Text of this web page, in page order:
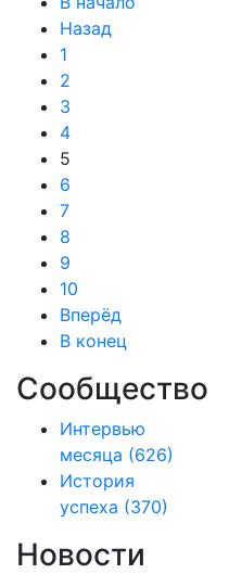
Назад
1
2
3
4
5
6
7
8
9
10
Вперёд
В конец
Сообщество
Интервью
месяца (626)
История
успеха (370)
Новости